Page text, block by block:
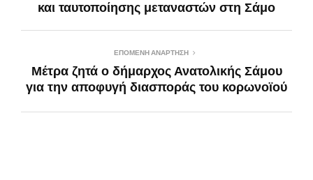
και ταυτοποίησης μεταναστών στη Σάμο
ΕΠΌΜΕΝΗ ΑΝΆΡΤΗΣΗ
Μέτρα ζητά ο δήμαρχος Ανατολικής Σάμου
για την αποφυγή διασποράς του κορωνοϊού